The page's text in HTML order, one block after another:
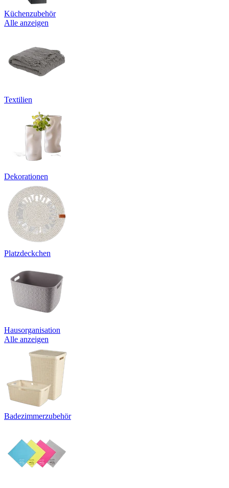
Küchenzubehör
Alle anzeigen
Textilien
Dekorationen
Platzdeckchen
Hausorganisation
Alle anzeigen
Badezimmerzubehör